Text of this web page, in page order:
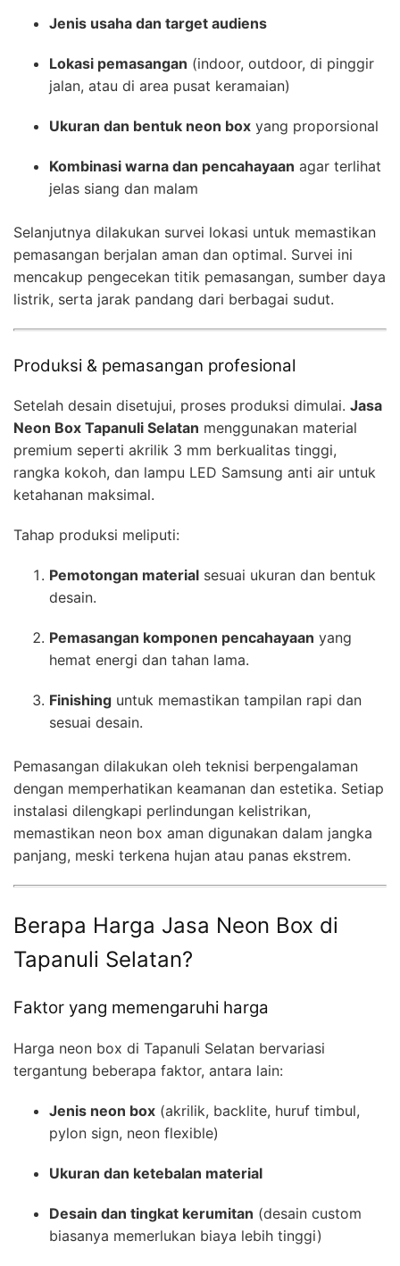
Jenis usaha dan target audiens
Lokasi pemasangan (indoor, outdoor, di pinggir
jalan, atau di area pusat keramaian)
Ukuran dan bentuk neon box yang proporsional
Kombinasi warna dan pencahayaan agar terlihat
jelas siang dan malam
Selanjutnya dilakukan survei lokasi untuk memastikan
pemasangan berjalan aman dan optimal. Survei ini
mencakup pengecekan titik pemasangan, sumber daya
listrik, serta jarak pandang dari berbagai sudut.
Produksi & pemasangan profesional
Setelah desain disetujui, proses produksi dimulai. Jasa
Neon Box Tapanuli Selatan menggunakan material
premium seperti akrilik 3 mm berkualitas tinggi,
rangka kokoh, dan lampu LED Samsung anti air untuk
ketahanan maksimal.
Tahap produksi meliputi:
Pemotongan material sesuai ukuran dan bentuk
desain.
Pemasangan komponen pencahayaan yang
hemat energi dan tahan lama.
Finishing untuk memastikan tampilan rapi dan
sesuai desain.
Pemasangan dilakukan oleh teknisi berpengalaman
dengan memperhatikan keamanan dan estetika. Setiap
instalasi dilengkapi perlindungan kelistrikan,
memastikan neon box aman digunakan dalam jangka
panjang, meski terkena hujan atau panas ekstrem.
Berapa Harga Jasa Neon Box di
Tapanuli Selatan?
Faktor yang memengaruhi harga
Harga neon box di Tapanuli Selatan bervariasi
tergantung beberapa faktor, antara lain:
Jenis neon box (akrilik, backlite, huruf timbul,
pylon sign, neon flexible)
Ukuran dan ketebalan material
Desain dan tingkat kerumitan (desain custom
biasanya memerlukan biaya lebih tinggi)